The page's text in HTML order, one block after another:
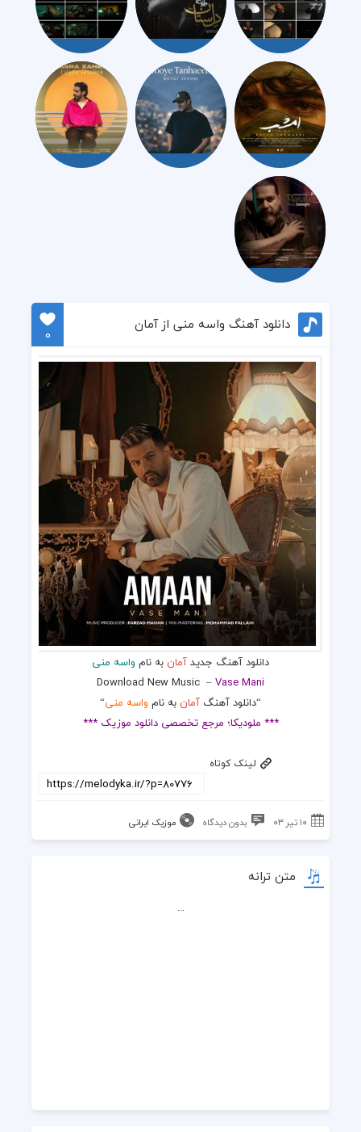
دانلود آهنگ واسه منی از آمان
0
دانلود آهنگ جدیدآمان به نام واسه منی
Download New Music –Vase Mani
“دانلود آهنگ آمان به نام واسه منی“
*** ملودیکا؛ مرجع تخصصی دانلود موزیک ***
لینک کوتاه
۱۰ تیر ۰۳ بدون دیدگاه موزیک ایرانی
متن ترانه
...